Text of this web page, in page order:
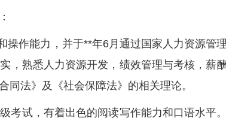
操作能力，并于**年6月通过国家人力资源管理
，熟悉人力资源开发，绩效管理与考核，薪酬
法》及《社会保障法》的相关理论。
考试，有着出色的阅读写作能力和口语水平。